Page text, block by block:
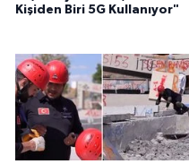
Kişiden Biri 5G Kullanıyor"